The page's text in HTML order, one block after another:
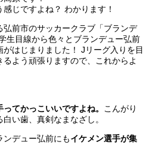
感じですよね？ わかります！
前市のサッカークラブ「ブランデ
生目線から色々とブランデュー弘前
はじまりました！ Jリーグ入りを目
よう頑張りますので、これからよ
てかっこいいですよね。 こんがり
い歯、真剣なまなざし。
デュー弘前にもイケメン選手が集